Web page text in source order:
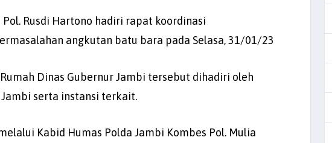
Rusdi Hartono hadiri rapat koordinasi
angkutan batu bara pada Selasa, 31/01/23
Dinas Gubernur Jambi tersebut dihadiri oleh
Jambi serta instansi terkait.
Kabid Humas Polda Jambi Kombes Pol. Mulia